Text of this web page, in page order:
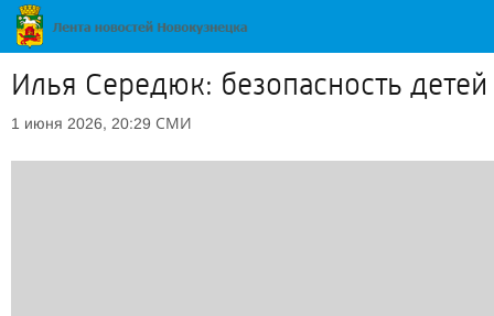
Илья Середюк: безопасность
1 июня 2026, 20:29 СМИ